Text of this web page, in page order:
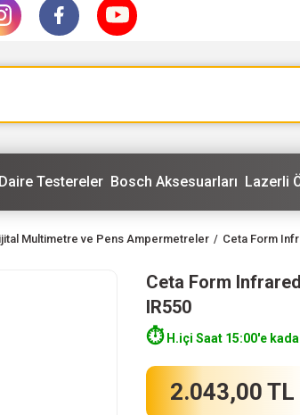
Daire Testereler Bosch Aksesuarları Lazerli
Multimetre ve Pens Ampermetreler Ceta Form
Ceta Form
IR550
⏱️H.içi Saat 15:00'e
2.043,00 TL